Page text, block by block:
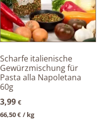
Scharfe italienische
Gewürzmischung für
Pasta alla Napoletana
60g
3,99 €
66,50€ / kg